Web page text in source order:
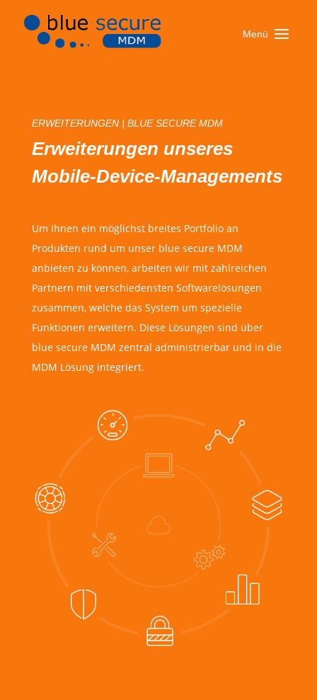
ERWEITERUNGEN | BLUE SECURE MDM
Erweiterungen unseres
Mobile-Device-Managements
Um Ihnen ein möglichst breites Portfolio an
Produkten rund um unser blue secure MDM
anbieten zu können, arbeiten wir mit zahlreichen
Partnern mit verschiedensten Softwarelösungen
zusammen, welche das System um spezielle
Funktionen erweitern. Diese Lösungen sind über
blue secure MDM zentral administrierbar und in die
MDM Lösung integriert.